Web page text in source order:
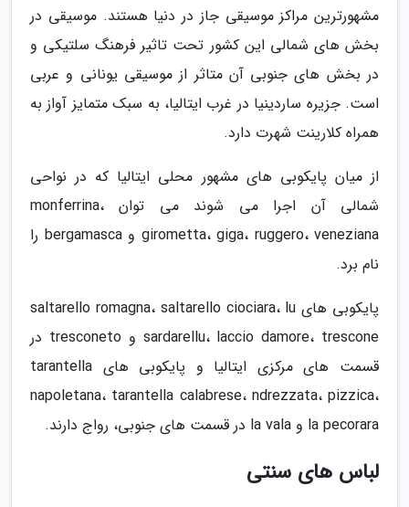
مشهورترین مراکز موسیقی جاز در دنیا هستند. موسیقی در
بخش های شمالی این کشور تحت تاثیر فرهنگ سلتیکی و
در بخش های جنوبی آن متاثر از موسیقی یونانی و عربی
است. جزیره ساردینیا در غرب ایتالیا، به سبک متمایز آواز به
همراه کلارینت شهرت دارد.
از میان پایکوبی های مشهور محلی ایتالیا که در نواحی
شمالی آن اجرا می شوند می توان monferrina،
girometta، giga، ruggero، veneziana و bergamasca را
نام برد.
پایکوبی های saltarello romagna، saltarello ciociara، lu
sardarellu، laccio damore، trescone و tresconeto در
قسمت های مرکزی ایتالیا و پایکوبی های tarantella
napoletana، tarantella calabrese، ndrezzata، pizzica،
la pecorara و la vala در قسمت های جنوبی، رواج دارند.
لباس های سنتی